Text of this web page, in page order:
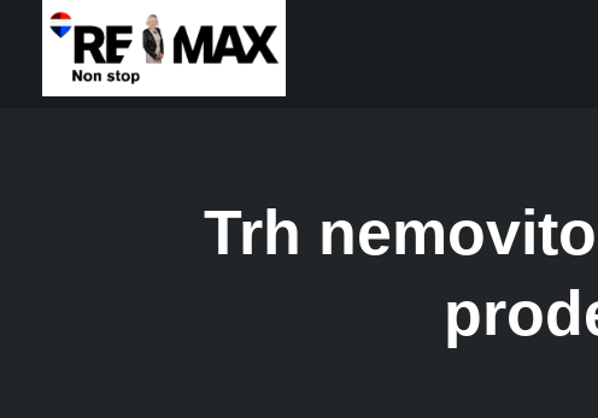
Trh